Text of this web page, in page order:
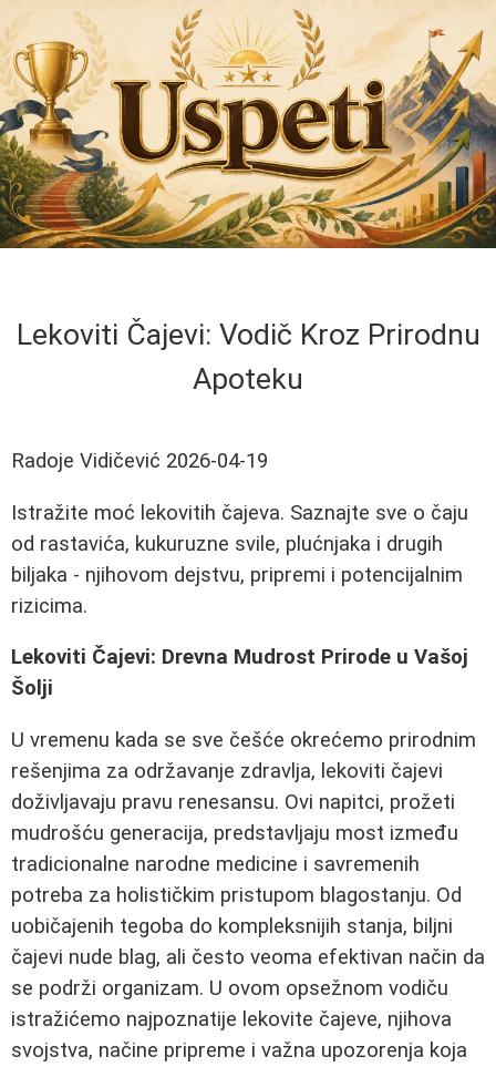
Lekoviti Čajevi: Vodič Kroz Prirodnu
Apoteku
Radoje Vidičević 2026-04-19
Istražite moć lekovitih čajeva. Saznajte sve o čaju
od rastavića, kukuruzne svile, plućnjaka i drugih
biljaka - njihovom dejstvu, pripremi i potencijalnim
rizicima.
Lekoviti Čajevi: Drevna Mudrost Prirode u Vašoj
Šolji
U vremenu kada se sve češće okrećemo prirodnim
rešenjima za održavanje zdravlja, lekoviti čajevi
doživljavaju pravu renesansu. Ovi napitci, prožeti
mudrošću generacija, predstavljaju most između
tradicionalne narodne medicine i savremenih
potreba za holističkim pristupom blagostanju. Od
uobičajenih tegoba do kompleksnijih stanja, biljni
čajevi nude blag, ali često veoma efektivan način da
se podrži organizam. U ovom opsežnom vodiču
istražićemo najpoznatije lekovite čajeve, njihova
svojstva, načine pripreme i važna upozorenja koja